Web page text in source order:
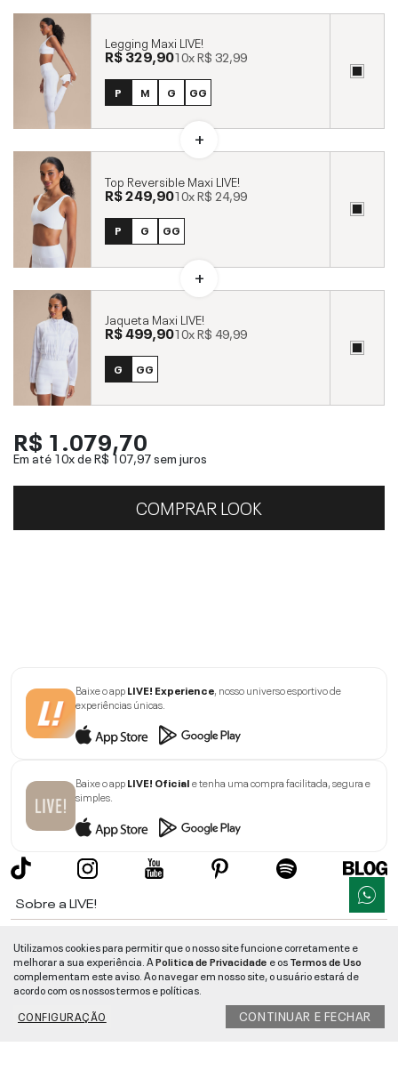
Legging Maxi LIVE!
R$ 329,9010xR$ 32,99
P M G GG
Top Reversible Maxi LIVE!
R$ 249,9010xR$ 24,99
P G GG
Jaqueta Maxi LIVE!
R$ 499,9010xR$ 49,99
G GG
R$ 1.079,70
Em até 10x deR$ 107,97sem juros
COMPRAR LOOK
Baixe o appLIVE! Experience, nosso universo esportivo de
experiências únicas.
Baixe o appLIVE! Oficiale tenha uma compra facilitada, segura e
simples.
Sobre a LIVE!
Informações
Utilizamos cookies para permitir que o nosso site funcione corretamente e
melhorar a sua experiência. APolitica de Privacidade e osTermos de Uso
complementam este aviso. Ao navegar em nosso site, o usuário estará de
acordo com os nossos termos e políticas.
CONFIGURAÇÃO
CONTINUAR E FECHAR